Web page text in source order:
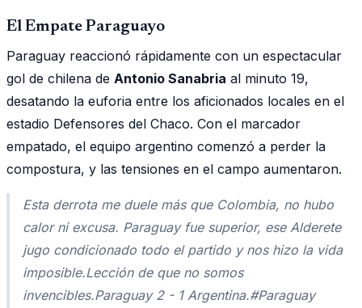
El Empate Paraguayo
Paraguay reaccionó rápidamente con un espectacular
gol de chilena de Antonio Sanabria al minuto 19,
desatando la euforia entre los aficionados locales en el
estadio Defensores del Chaco. Con el marcador
empatado, el equipo argentino comenzó a perder la
compostura, y las tensiones en el campo aumentaron.
Esta derrota me duele más que Colombia, no hubo
calor ni excusa. Paraguay fue superior, ese Alderete
jugo condicionado todo el partido y nos hizo la vida
imposible.Lección de que no somos
invencibles.Paraguay 2 - 1 Argentina.#Paraguay